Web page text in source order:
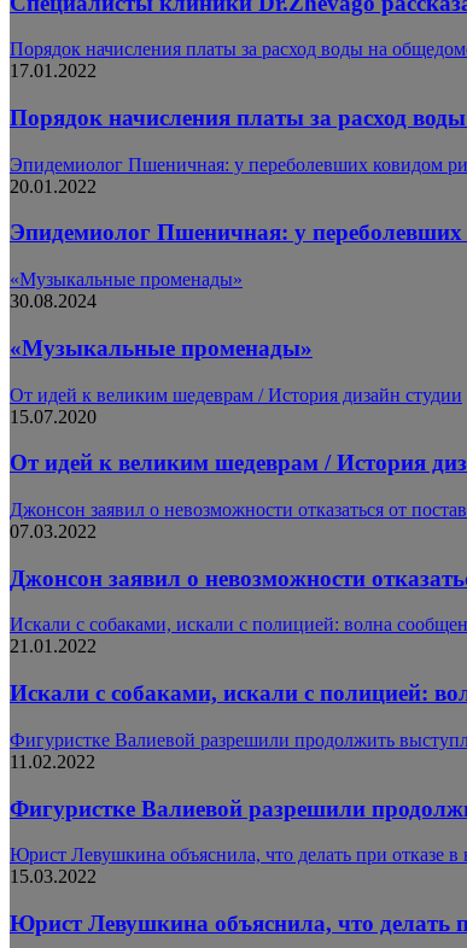
Порядок начисления платы за расход воды на
17.01.2022
Порядок начисления платы за расход
Эпидемиолог Пшеничная: у переболевших ковидом
20.01.2022
Эпидемиолог Пшеничная: у
«Музыкальные променады»
30.08.2024
«Музыкальные променады»
От идей к великим шедеврам / История дизайн студии
15.07.2020
От идей к великим шедеврам / История
Джонсон заявил о невозможности отказаться от
07.03.2022
Джонсон заявил о невозможности
Искали с собаками, искали с полицией: волна
21.01.2022
Искали с собаками, искали с полицией:
Фигуристке Валиевой разрешили продолжить
11.02.2022
Фигуристке Валиевой разрешили
Юрист Левушкина объяснила, что делать при отказе в
15.03.2022
Юрист Левушкина объяснила, что делать